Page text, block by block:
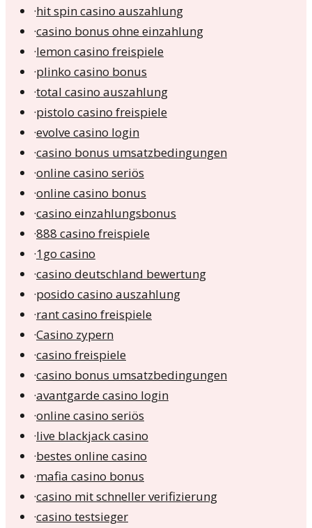
·hit spin casino auszahlung
·casino bonus ohne einzahlung
·lemon casino freispiele
·plinko casino bonus
·total casino auszahlung
·pistolo casino freispiele
·evolve casino login
·casino bonus umsatzbedingungen
·online casino seriös
·online casino bonus
·casino einzahlungsbonus
·888 casino freispiele
·1go casino
·casino deutschland bewertung
·posido casino auszahlung
·rant casino freispiele
·Casino zypern
·casino freispiele
·casino bonus umsatzbedingungen
·avantgarde casino login
·online casino seriös
·live blackjack casino
·bestes online casino
·mafia casino bonus
·casino mit schneller verifizierung
·casino testsieger